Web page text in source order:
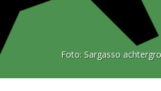
Foto: Sargasso